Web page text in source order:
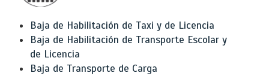
Baja de Habilitación de Taxi y de Licencia
Baja de Habilitación de Transporte Escolar y
de Licencia
Baja de Transporte de Carga